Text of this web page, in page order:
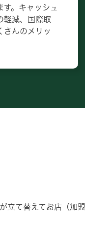
。キャッシュ
軽減、国際取
さんのメリッ
立て替えてお店（加盟